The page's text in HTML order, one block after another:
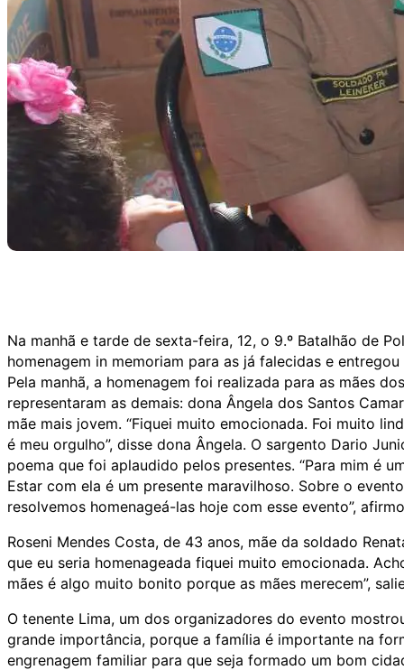
Na manhã e tarde de sexta-feira, 12, o 9.º Batalhão de
homenagem in memoriam para as já falecidas e
Pela manhã, a homenagem foi realizada para as mães
representaram as demais: dona Ângela dos Santos
mãe mais jovem. “Fiquei muito emocionada. Foi muito
é meu orgulho”, disse dona Ângela. O sargento Dario
poema que foi aplaudido pelos presentes. “Para mim é
Estar com ela é um presente maravilhoso. Sobre o
resolvemos homenageá-las hoje com esse evento”,
Roseni Mendes Costa, de 43 anos, mãe da soldado
que eu seria homenageada fiquei muito emocionada.
mães é algo muito bonito porque as mães merecem”,
O tenente Lima, um dos organizadores do evento
grande importância, porque a família é importante na
engrenagem familiar para que seja formado um bom